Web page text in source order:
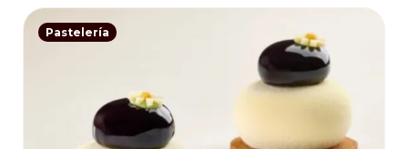
Pastelería